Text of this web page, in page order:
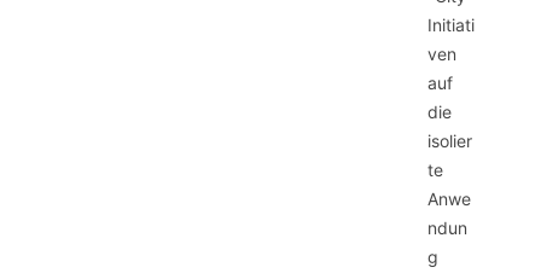
Initiati
ven
auf
die
isolier
te
Anwe
ndun
g